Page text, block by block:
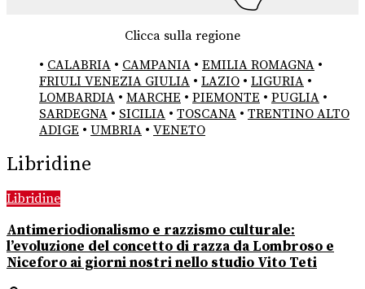
Clicca sulla regione
• CALABRIA • CAMPANIA • EMILIA ROMAGNA •
FRIULI VENEZIA GIULIA • LAZIO • LIGURIA •
LOMBARDIA • MARCHE • PIEMONTE • PUGLIA •
SARDEGNA • SICILIA • TOSCANA • TRENTINO ALTO
ADIGE • UMBRIA • VENETO
Libridine
Libridine
Antimeriodionalismo e razzismo culturale:
l’evoluzione del concetto di razza da Lombroso e
Niceforo ai giorni nostri nello studio Vito Teti